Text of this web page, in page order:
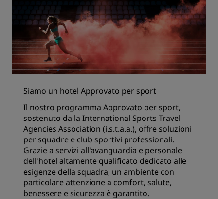
Siamo un hotel Approvato per sport
Il nostro programma Approvato per sport,
sostenuto dalla International Sports Travel
Agencies Association (i.s.t.a.a.), offre soluzioni
per squadre e club sportivi professionali.
Grazie a servizi all'avanguardia e personale
dell'hotel altamente qualificato dedicato alle
esigenze della squadra, un ambiente con
particolare attenzione a comfort, salute,
benessere e sicurezza è garantito.